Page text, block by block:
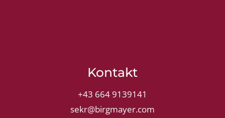
Kontakt
+43 664 9139141
sekr@birgmayer.com